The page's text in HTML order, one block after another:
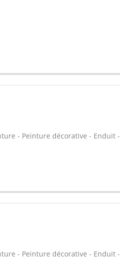
- Peinture décorative - Enduit -
- Peinture décorative - Enduit -